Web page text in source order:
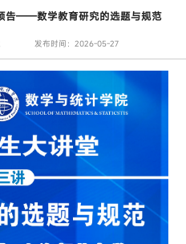
告——数学教育研究的选题与规范
发布时间：2026-05-27